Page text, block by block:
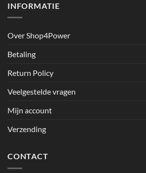
INFORMATIE
Over Shop4Power
Betaling
Return Policy
Veelgestelde vragen
Mijn account
Verzending
CONTACT